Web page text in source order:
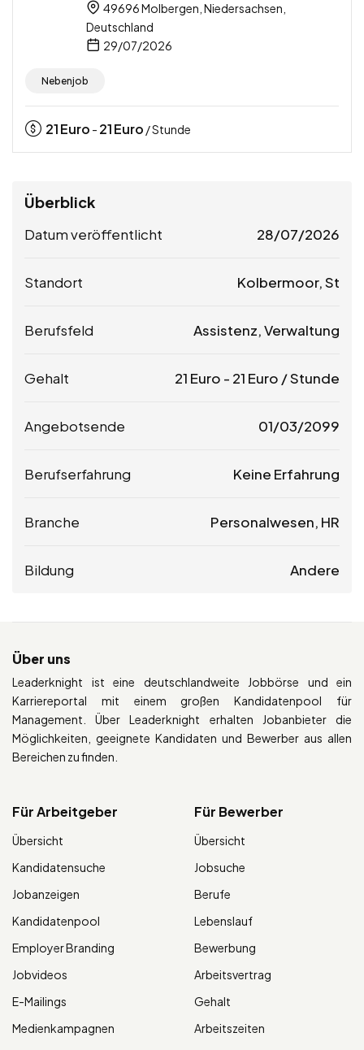
49696 Molbergen, Niedersachsen,
Deutschland
29/07/2026
Nebenjob
21Euro - 21Euro / Stunde
Überblick
Datum veröffentlicht 28/07/2026
Standort Kolbermoor, St
Berufsfeld Assistenz, Verwaltung
Gehalt 21 Euro - 21 Euro / Stunde
Angebotsende 01/03/2099
Berufserfahrung Keine Erfahrung
Branche Personalwesen, HR
Bildung Andere
Über uns
Leaderknight ist eine deutschlandweite Jobbörse und ein
Karriereportal mit einem großen Kandidatenpool für
Management. Über Leaderknight erhalten Jobanbieter die
Möglichkeiten, geeignete Kandidaten und Bewerber aus allen
Bereichen zu finden.
Für Arbeitgeber
Übersicht
Kandidatensuche
Jobanzeigen
Kandidatenpool
Employer Branding
Jobvideos
E-Mailings
Medienkampagnen
Für Bewerber
Übersicht
Jobsuche
Berufe
Lebenslauf
Bewerbung
Arbeitsvertrag
Gehalt
Arbeitszeiten